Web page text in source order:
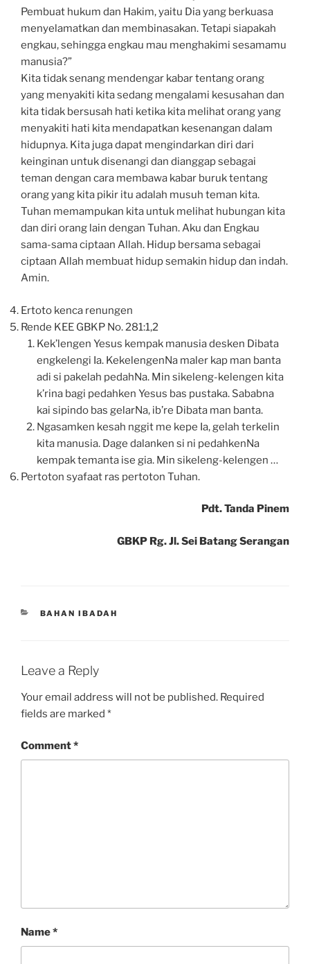
Pembuat hukum dan Hakim, yaitu Dia yang berkuasa
menyelamatkan dan membinasakan. Tetapi siapakah
engkau, sehingga engkau mau menghakimi sesamamu
manusia?”
Kita tidak senang mendengar kabar tentang orang
yang menyakiti kita sedang mengalami kesusahan dan
kita tidak bersusah hati ketika kita melihat orang yang
menyakiti hati kita mendapatkan kesenangan dalam
hidupnya. Kita juga dapat mengindarkan diri dari
keinginan untuk disenangi dan dianggap sebagai
teman dengan cara membawa kabar buruk tentang
orang yang kita pikir itu adalah musuh teman kita.
Tuhan memampukan kita untuk melihat hubungan kita
dan diri orang lain dengan Tuhan. Aku dan Engkau
sama-sama ciptaan Allah. Hidup bersama sebagai
ciptaan Allah membuat hidup semakin hidup dan indah.
Amin.
Ertoto kenca renungen
Rende KEE GBKP No. 281:1,2
Kek’lengen Yesus kempak manusia desken Dibata
engkelengi Ia. KekelengenNa maler kap man banta
adi si pakelah pedahNa. Min sikeleng-kelengen kita
k’rina bagi pedahken Yesus bas pustaka. Sababna
kai sipindo bas gelarNa, ib’re Dibata man banta.
Ngasamken kesah nggit me kepe Ia, gelah terkelin
kita manusia. Dage dalanken si ni pedahkenNa
kempak temanta ise gia. Min sikeleng-kelengen …
Pertoton syafaat ras pertoton Tuhan.
Pdt. Tanda Pinem
GBKP Rg. Jl. Sei Batang Serangan
CATEGORIES
BAHAN IBADAH
Leave a Reply
Your email address will not be published. Required
fields are marked *
Comment*
Name*